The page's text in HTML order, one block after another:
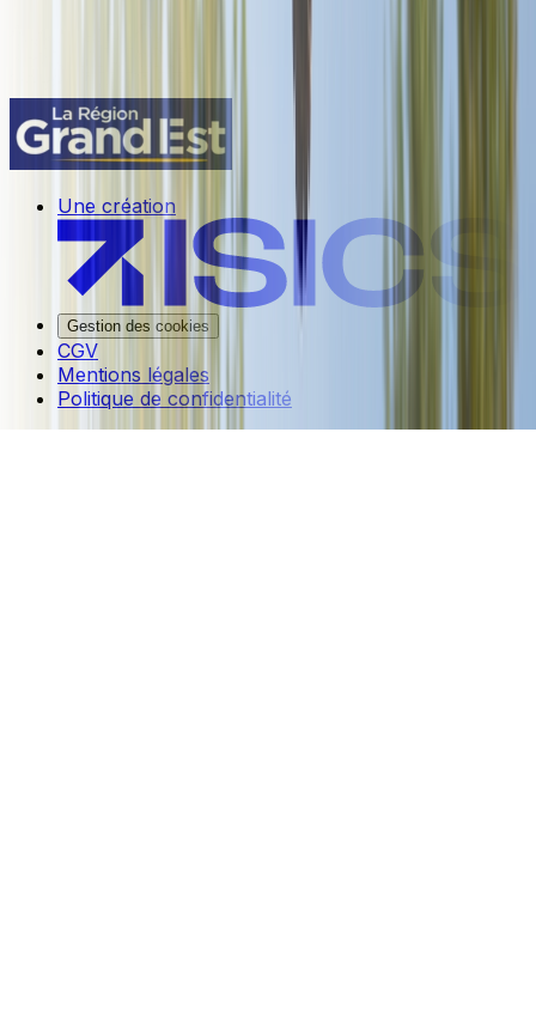
Une création
Gestion des cookies
CGV
Mentions légales
Politique de confidentialité